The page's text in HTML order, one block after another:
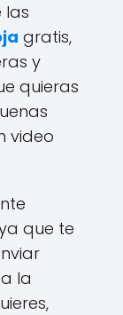
las
gratis,
y
quieras
video
que te
la